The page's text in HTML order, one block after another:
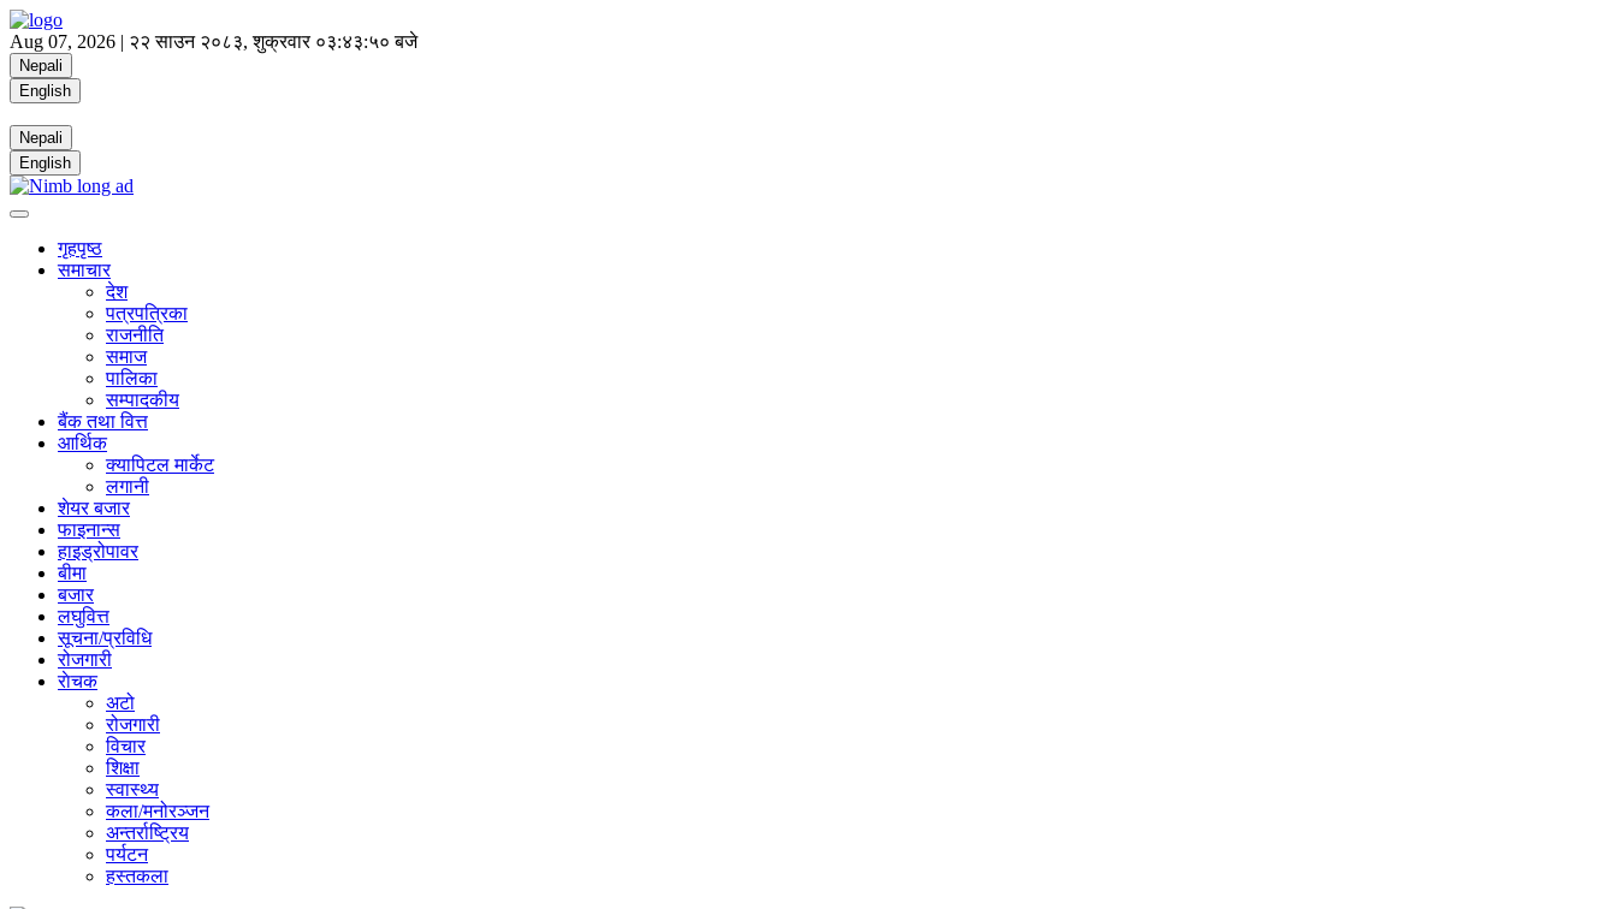
Aug 07, 2026 | २२ साउन २०८३, शुक्रवार ०३:४३:५१ बजे
Nepali
English
Nepali
English
गृहपृष्ठ
समाचार
देश
पत्रपत्रिका
राजनीति
समाज
पालिका
सम्पादकीय
बैंक तथा वित्त
आर्थिक
क्यापिटल मार्केट
लगानी
शेयर बजार
फाइनान्स
हाइड्रोपावर
बीमा
बजार
लघुवित्त
सूचना/प्रविधि
रोजगारी
राेचक
अटो
रोजगारी
विचार
शिक्षा
स्वास्थ्य
कला/मनोरञ्जन
अन्तर्राष्ट्रिय
पर्यटन
हस्तकला